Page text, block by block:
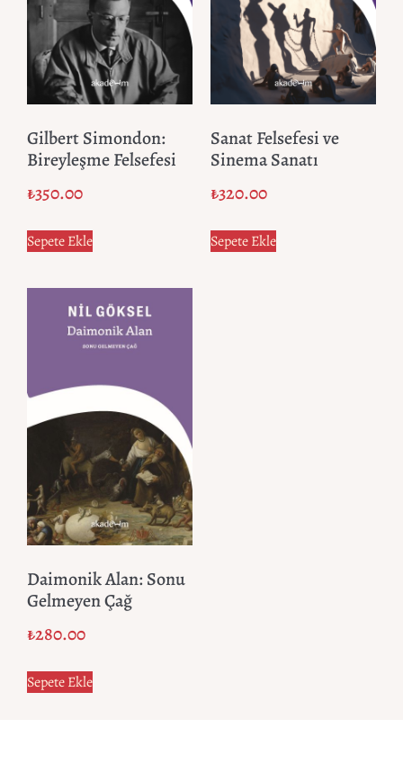
Gilbert Simondon:
Bireyleşme Felsefesi
₺350.00
Sepete Ekle
Sanat Felsefesi ve
Sinema Sanatı
₺320.00
Sepete Ekle
Daimonik Alan: Sonu
Gelmeyen Çağ
₺280.00
Sepete Ekle